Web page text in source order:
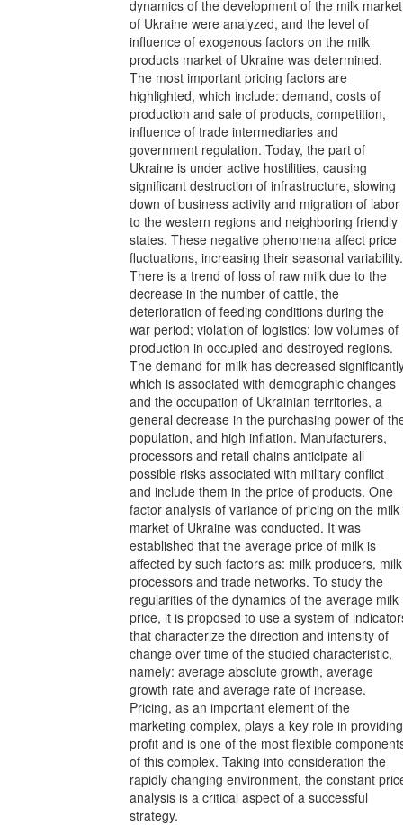
dynamics of the development of the milk market
of Ukraine were analyzed, and the level of
influence of exogenous factors on the milk
products market of Ukraine was determined.
The most important pricing factors are
highlighted, which include: demand, costs of
production and sale of products, competition,
influence of trade intermediaries and
government regulation. Today, the part of
Ukraine is under active hostilities, causing
significant destruction of infrastructure, slowing
down of business activity and migration of labor
to the western regions and neighboring friendly
states. These negative phenomena affect price
fluctuations, increasing their seasonal variability.
There is a trend of loss of raw milk due to the
decrease in the number of cattle, the
deterioration of feeding conditions during the
war period; violation of logistics; low volumes of
production in occupied and destroyed regions.
The demand for milk has decreased
which is associated with demographic changes
and the occupation of Ukrainian territories, a
general decrease in the purchasing power of
population, and high inflation. Manufacturers,
processors and retail chains anticipate all
possible risks associated with military conflict
and include them in the price of products. One
factor analysis of variance of pricing on the milk
market of Ukraine was conducted. It was
established that the average price of milk is
affected by such factors as: milk producers, milk
processors and trade networks. To study the
regularities of the dynamics of the average milk
price, it is proposed to use a system of
that characterize the direction and intensity of
change over time of the studied characteristic,
namely: average absolute growth, average
growth rate and average rate of increase.
Pricing, as an important element of the
marketing complex, plays a key role in providing
profit and is one of the most flexible
of this complex. Taking into consideration the
rapidly changing environment, the constant
analysis is a critical aspect of a successful
strategy.